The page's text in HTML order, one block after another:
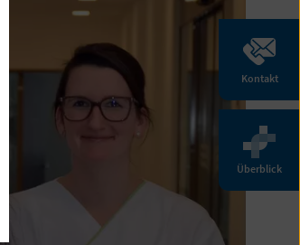
Kontakt
Überblick